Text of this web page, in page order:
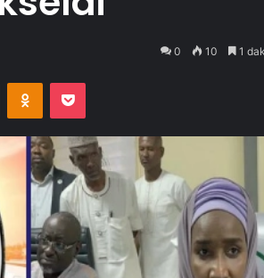
0 10 1
VKontakteOdnoklassniki
Pocket